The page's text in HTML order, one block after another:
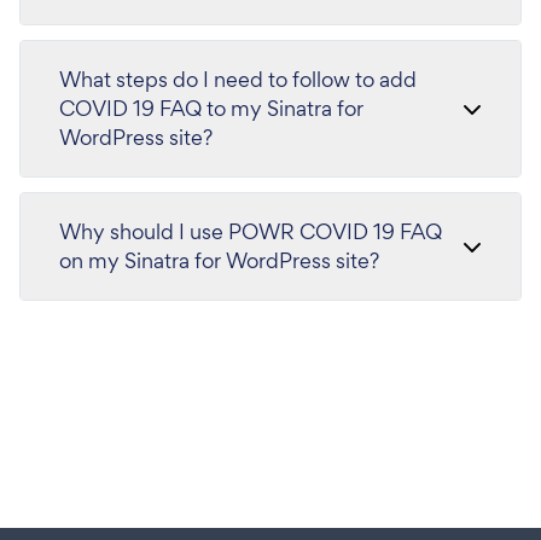
What steps do I need to follow to add
COVID 19 FAQ to my Sinatra for
WordPress site?
Why should I use POWR COVID 19 FAQ
on my Sinatra for WordPress site?